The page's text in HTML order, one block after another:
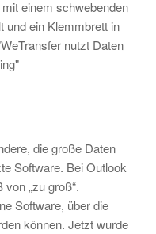
die große Daten
Software. Bei Outlook
„zu groß“.
Software, über die
können. Jetzt wurde